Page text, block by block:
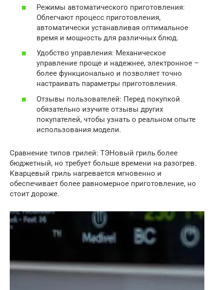
Режимы автоматического приготовления:
Облегчают процесс приготовления,
автоматически устанавливая оптимальное
время и мощность для различных блюд.
Удобство управления: Механическое
управление проще и надежнее, электронное –
более функционально и позволяет точно
настраивать параметры приготовления.
Отзывы пользователей: Перед покупкой
обязательно изучите отзывы других
покупателей, чтобы узнать о реальном опыте
использования модели.
Сравнение типов грилей: ТЭНовый гриль более
бюджетный, но требует больше времени на разогрев.
Кварцевый гриль нагревается мгновенно и
обеспечивает более равномерное приготовление, но
стоит дороже.